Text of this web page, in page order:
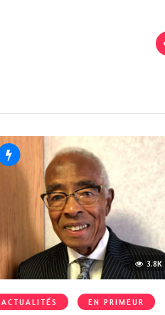
3.8K
ACTUALITÉS EN PRIMEUR